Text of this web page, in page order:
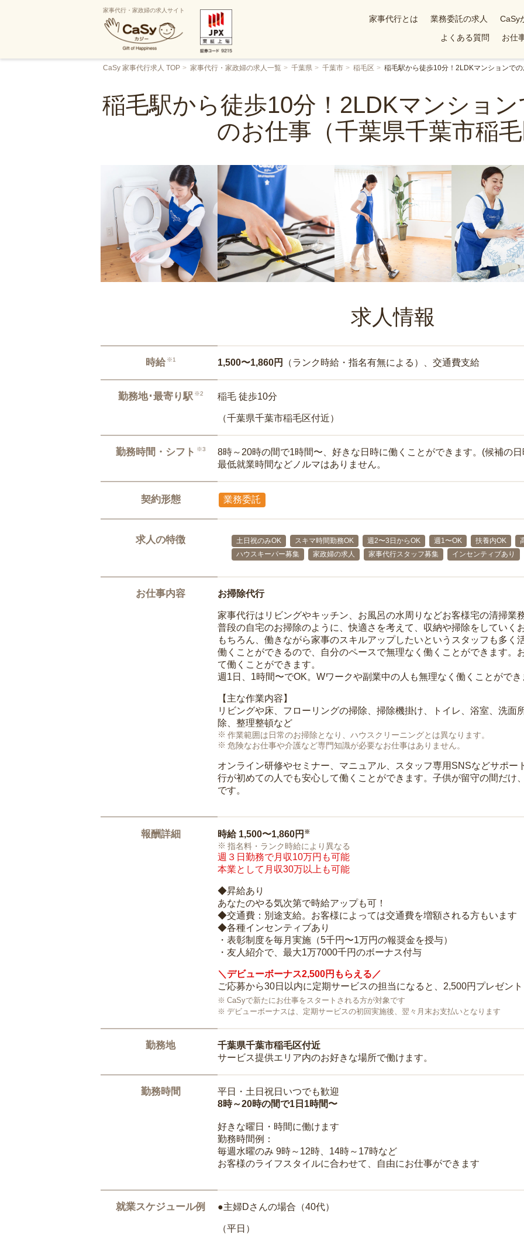
家事代行・家政婦の求人サイト
家事代行とは 業務委託の求人 CaSy
よくある質問
お仕
CaSy 家事代行求人 TOP 家事代行・家政婦の求人一覧 千葉県 千葉市 稲毛区 稲毛駅から徒歩10分！2LDKマンションで
稲毛駅から徒歩10分！2LDKマンショ
のお仕事（千葉県千葉市稲毛
求人情報
時給 ※1 1,500〜1,860円 （ランク時給・指名有無による）、交通費支給
勤務地･最寄り駅 ※2 稲毛 徒歩10分
（千葉県千葉市稲毛区付近）
勤務時間・シフト ※3
8時～20時の間で1時間〜、好きな日時に働くことができます。(候補の
最低就業時間などノルマはありません。
契約形態 業務委託
求人の特徴 土日祝のみOK スキマ時間勤務OK 週2〜3日からOK 週1〜OK 扶養内OK
ハウスキーパー募集
家政婦の求人 家事代行スタッフ募集 インセンティブあり
お仕事内容 お掃除代行
家事代行はリビングやキッチン、お風呂の水周りなどお客様宅の清掃業務
普段の自宅のお掃除のように、快適さを考えて、収納や掃除をしていく
もちろん、働きながら家事のスキルアップしたいというスタッフも多く
働くことができるので、自分のペースで無理なく働くことができます。
て働くことができます。
週1日、1時間〜でOK。Wワークや副業中の人も無理なく働くことができ
【主な作業内容】
リビングや床、フローリングの掃除、掃除機掛け、トイレ、浴室、洗面
除、整理整頓など
作業範囲は日常のお掃除となり、ハウスクリーニングとは異なります。
危険なお仕事や介護など専門知識が必要なお仕事はありません。
オンライン研修やセミナー、マニュアル、スタッフ専用SNSなどサポー
行が初めての人でも安心して働くことができます。子供が留守の間だけ
です。
報酬詳細 時給 1,500〜1,860円 ※
指名料・ランク時給により異なる
週３日勤務で月収10万円も可能
本業として月収30万以上も可能
◆昇給あり
あなたのやる気次第で時給アップも可！
◆交通費：別途支給。お客様によっては交通費を増額される方もいます
◆各種インセンティブあり
・表彰制度を毎月実施（5千円〜1万円の報奨金を授与）
・友人紹介で、最大1万7000千円のボーナス付与
＼デビューボーナス2,500円もらえる／
ご応募から30日以内に定期サービスの担当になると、2,500円プレゼント
CaSyで新たにお仕事をスタートされる方が対象です
デビューボーナスは、定期サービスの初回実施後、翌々月末お支払いとなります
勤務地
千葉県千葉市稲毛区付近
サービス提供エリア内のお好きな場所で働けます。
勤務時間
平日・土日祝日いつでも歓迎
8時～20時の間で1日1時間〜
好きな曜日・時間に働けます
勤務時間例：
毎週水曜のみ 9時～12時、14時～17時など
お客様のライフスタイルに合わせて、自由にお仕事ができます
就業スケジュール例 ●主婦Dさんの場合（40代）
（平日）